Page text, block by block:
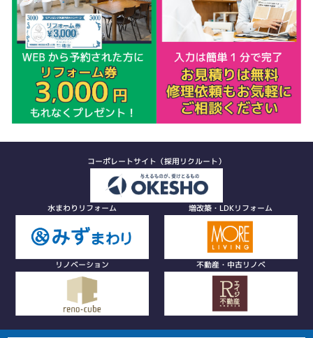
コーポレートサイト（採用リクルート）
水まわりリフォーム 増改築・LDKリフォーム
リノベーション 不動産・中古リノベ